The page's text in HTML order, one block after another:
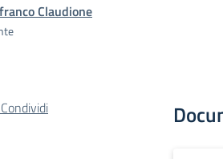
Claudione